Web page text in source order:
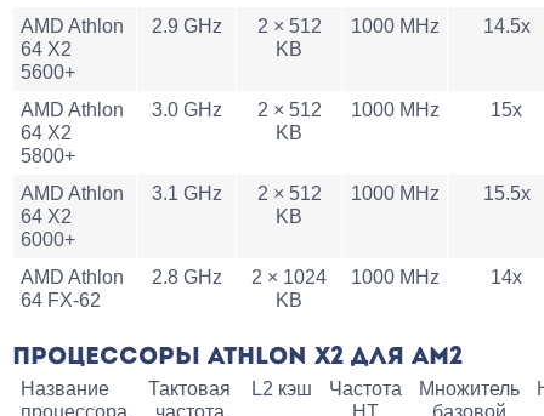
AMD Athlon
64 X2
5600+
2.9 GHz
2 × 512
KB
1000 MHz 14.5x
AMD Athlon
64 X2
5800+
3.0 GHz
2 × 512
KB
1000 MHz 15x
AMD Athlon
64 X2
6000+
3.1 GHz
2 × 512
KB
1000 MHz 15.5x
AMD Athlon
64 FX-62
2.8 GHz
2 × 1024
KB
1000 MHz 14x
ПРОЦЕССОРЫ ATHLON X2 ДЛЯ AM2
Название
Тактовая
L2 кэш
Частота
Множитель